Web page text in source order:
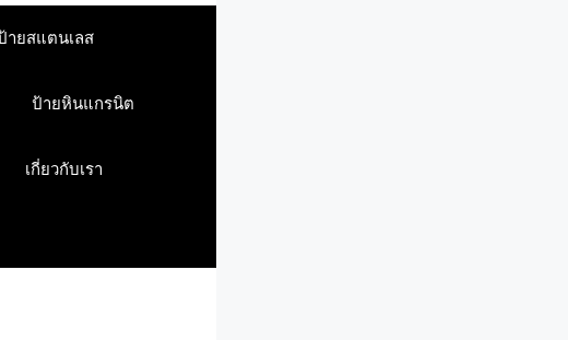
ายสแตนเลส
ป้ายหินแกรนิต
เกี่ยวกับเรา